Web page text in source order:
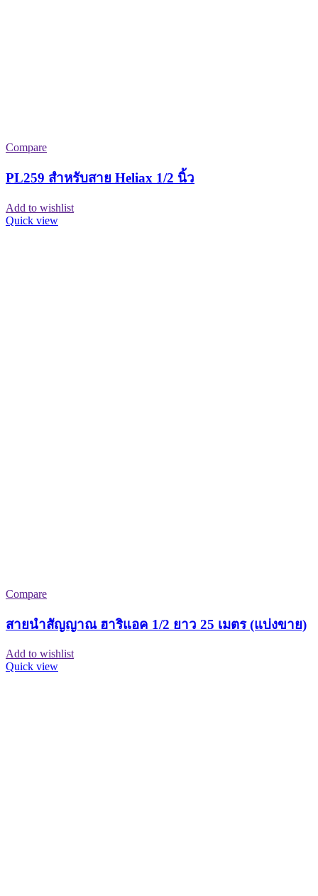
Compare
PL259 สำหรับสาย Heliax 1/2 นิ้ว
Add to wishlist
Quick view
Compare
สายนำสัญญาณ ฮาริแอค 1/2 ยาว 25 เมตร (แบ่งขาย)
Add to wishlist
Quick view